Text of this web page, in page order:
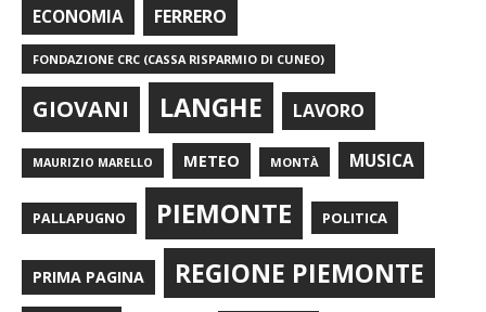
ECONOMIA FERRERO
FONDAZIONE CRC (CASSA RISPARMIO DI CUNEO)
GIOVANI LANGHE LAVORO
MAURIZIO MARELLO METEO MONTÀ MUSICA
PALLAPUGNO PIEMONTE POLITICA
PRIMA PAGINA REGIONE PIEMONTE